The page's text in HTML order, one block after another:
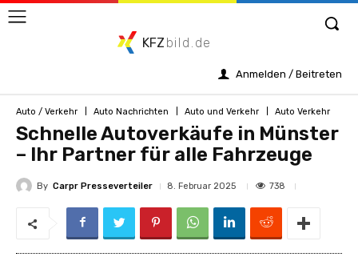
KFZ bild.de
Anmelden / Beitreten
Auto / Verkehr Auto Nachrichten Auto und Verkehr Auto Verkehr
Schnelle Autoverkäufe in Münster
– Ihr Partner für alle Fahrzeuge
By Carpr Presseverteiler 8. Februar 2025 738